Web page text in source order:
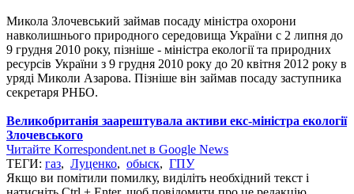
Микола Злочевський займав посаду міністра охорони
навколишнього природного середовища України с 2 липня до
9 грудня 2010 року, пізніше - міністра екології та природних
ресурсів України з 9 грудня 2010 року до 20 квітня 2012 року в
уряді Миколи Азарова. Пізніше він займав посаду заступника
секретаря РНБО.
Великобританія заарештувала активи екс-міністра екології
Злочевського
Читайте Korrespondent.net в Google News
ТЕГИ: газ, Луценко, обыск, ГПУ
Якщо ви помітили помилку, виділіть необхідний текст і